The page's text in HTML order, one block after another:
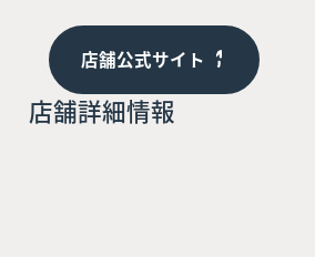
店舗公式サイト
店舗詳細情報